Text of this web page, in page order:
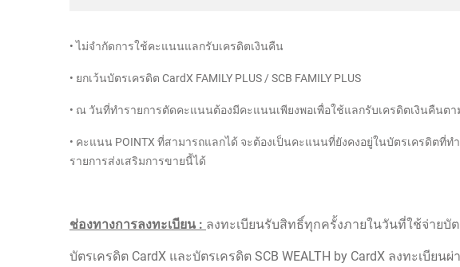
• ไม่จำกัดการใช้คะแนนแลกรับเครดิตเงินคืน
• ยกเว้นบัตรเครดิต CardX FAMILY PLUS / SCB FAMILY PLUS
• ณ วันที่ทำรายการตัดคะแนนต้องมีคะแนนเพียงพอเพื่อใช้แลกรับเครดิตเงินคืนต
• คะแนน POINTX ที่สามารถแลกได้ จะต้องเป็นคะแนนที่ยังคงอยู่ในบัตรเครดิต
รายการส่งเสริมการขายนี้ได้
ช่องทางการลงทะเบียน : ลงทะเบียนรับสิทธิ์ทุกครั้งภายในวันที่ใช้จ่ายบั
บัตรเครดิต CardX และบัตรเครดิต SCB WEALTH by CardX ลงทะเบียน